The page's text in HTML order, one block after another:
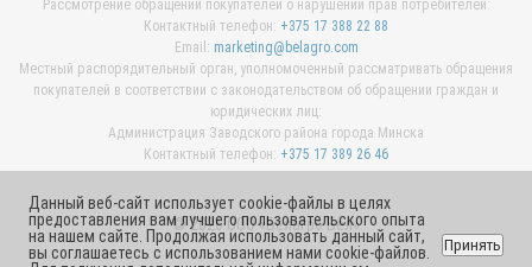
Рассмотрение обращений покупателей о нарушении прав потребителей:
Контактный телефон: +375 17 388 22 88
Email: marketing@belagro.com
Местный распорядительный орган, уполномоченный рассматривать обращения
покупателей в соответствии с законодательством об обращении граждан и
юридических лиц:
Администрация Заводского района города Минска
Контактный телефон: +375 17 389 26 46
© 2026 ООО «Белагро Бел»
Данный веб-сайт использует cookie-файлы в целях
предоставления вам лучшего пользовательского опыта
на нашем сайте. Продолжая использовать данный сайт,
вы соглашаетесь с использованием нами cookie-файлов.
Принять